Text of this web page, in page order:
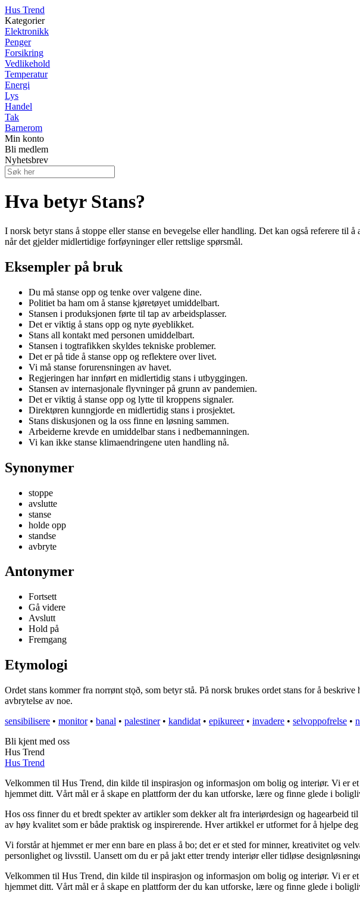
Hus Trend
Kategorier
Elektronikk
Penger
Forsikring
Vedlikehold
Temperatur
Energi
Lys
Handel
Tak
Barnerom
Min konto
Bli medlem
Nyhetsbrev
Hva betyr Stans?
I norsk betyr stans å stoppe eller stanse en bevegelse eller handling. Det kan også referere
når det gjelder midlertidige forføyninger eller rettslige spørsmål.
Eksempler på bruk
Du må stanse opp og tenke over valgene dine.
Politiet ba ham om å stanse kjøretøyet umiddelbart.
Stansen i produksjonen førte til tap av arbeidsplasser.
Det er viktig å stans opp og nyte øyeblikket.
Stans all kontakt med personen umiddelbart.
Stansen i togtrafikken skyldes tekniske problemer.
Det er på tide å stanse opp og reflektere over livet.
Vi må stanse forurensningen av havet.
Regjeringen har innført en midlertidig stans i utbyggingen.
Stansen av internasjonale flyvninger på grunn av pandemien.
Det er viktig å stanse opp og lytte til kroppens signaler.
Direktøren kunngjorde en midlertidig stans i prosjektet.
Stans diskusjonen og la oss finne en løsning sammen.
Arbeiderne krevde en umiddelbar stans i nedbemanningen.
Vi kan ikke stanse klimaendringene uten handling nå.
Synonymer
stoppe
avslutte
stanse
holde opp
standse
avbryte
Antonymer
Fortsett
Gå videre
Avslutt
Hold på
Fremgang
Etymologi
Ordet stans kommer fra norrønt stǫð, som betyr stå. På norsk brukes ordet stans for å
avbrytelse av noe.
sensibilisere • monitor• banal • palestiner• kandidat • epikureer• invadere • selvoppofrelse •
Bli kjent med oss
Hus Trend
Hus Trend
Velkommen til Hus Trend, din kilde til inspirasjon og informasjon om bolig og interiør. Vi er
hjemmet ditt. Vårt mål er å skape en plattform der du kan utforske, lære og finne glede i
Hos oss finner du et bredt spekter av artikler som dekker alt fra interiørdesign og hagearbeid
av høy kvalitet som er både praktisk og inspirerende. Hver artikkel er utformet for å hjelpe
Vi forstår at hjemmet er mer enn bare en plass å bo; det er et sted for minner, kreativitet og
personlighet og livsstil. Uansett om du er på jakt etter trendy interiør eller tidløse
Velkommen til Hus Trend, din kilde til inspirasjon og informasjon om bolig og interiør. Vi er
hjemmet ditt. Vårt mål er å skape en plattform der du kan utforske, lære og finne glede i